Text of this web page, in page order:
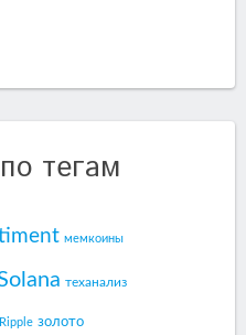
тегам
мемкоины
теханализ
Ripple золото